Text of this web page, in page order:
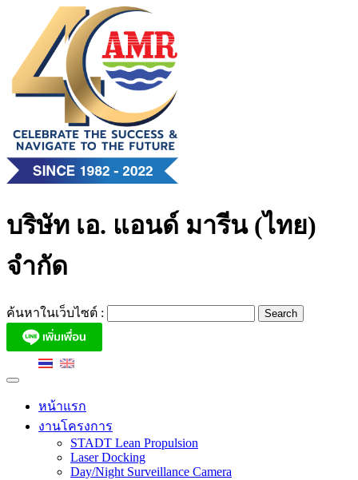
content
บริษัท เอ. แอนด์ มารีน (ไทย)
จำกัด
ค้นหาในเว็บไซต์ :
หน้าแรก
งานโครงการ
STADT Lean Propulsion
Laser Docking
Day/Night Surveillance Camera